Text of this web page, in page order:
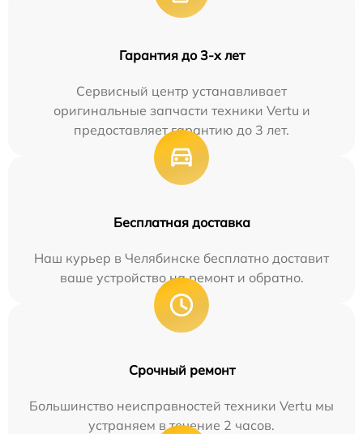
Гарантия до 3-х лет
Сервисный центр устанавливает
оригинальные запчасти техники Vertu и
предоставляет гарантию до 3 лет.
Бесплатная доставка
Наш курьер в Челябинске бесплатно доставит
ваше устройство на ремонт и обратно.
Срочный ремонт
Большинство неисправностей техники Vertu мы
устраняем в течение 2 часов.